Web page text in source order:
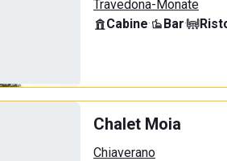
Travedona-Monate
Cabine· Bar·
Chalet Moia
Chiaverano